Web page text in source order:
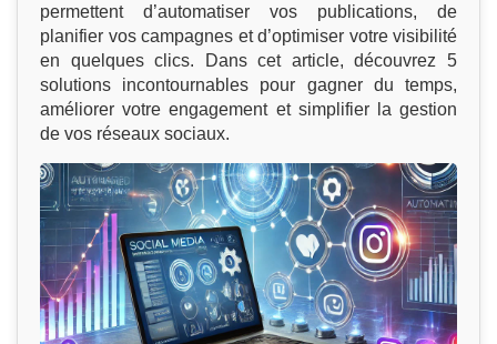
permettent d’automatiser vos publications, de
planifier vos campagnes et d’optimiser votre visibilité
en quelques clics. Dans cet article, découvrez 5
solutions incontournables pour gagner du temps,
améliorer votre engagement et simplifier la gestion
de vos réseaux sociaux.